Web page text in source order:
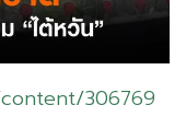
306769